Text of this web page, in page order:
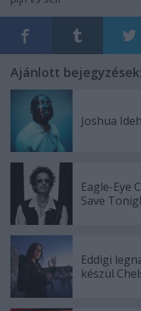
Ajánlott bejegyzések:
Joshua
Eagle-Eye
Save
Eddigi
készül